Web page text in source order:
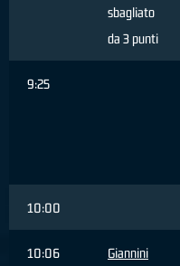
sbagliato
da 3 punti
9:25
10:00
10:06
Giannini